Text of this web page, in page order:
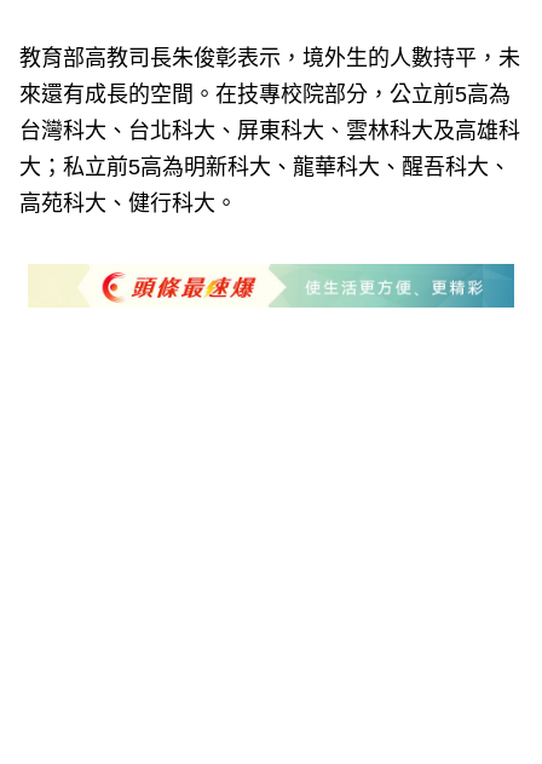
教育部高教司長朱俊彰表示，境外生的人數持平，未
來還有成長的空間。在技專校院部分，公立前5高為
台灣科大、台北科大、屏東科大、雲林科大及高雄科
大；私立前5高為明新科大、龍華科大、醒吾科大、
高苑科大、健行科大。